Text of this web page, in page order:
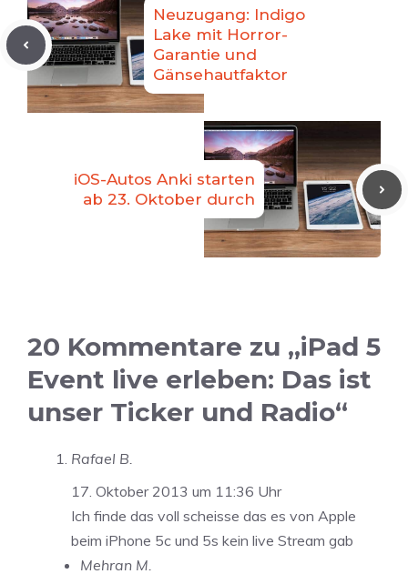
Neuzugang: Indigo
Lake mit Horror-
Garantie und
Gänsehautfaktor
iOS-Autos Anki starten
ab 23. Oktober durch
20 Kommentare zu „iPad 5
Event live erleben: Das ist
unser Ticker und Radio“
Rafael B.
17. Oktober 2013 um 11:36 Uhr
Ich finde das voll scheisse das es von Apple
beim iPhone 5c und 5s kein live Stream gab
Mehran M.